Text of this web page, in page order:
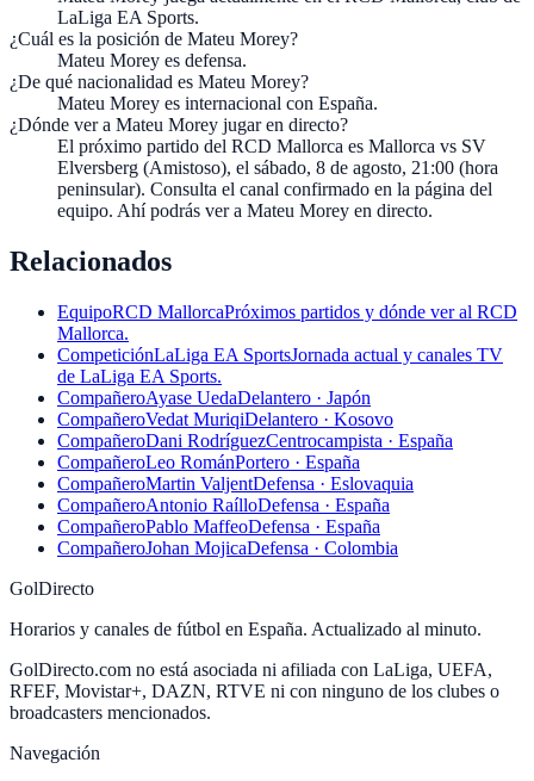
LaLiga EA Sports.
¿Cuál es la posición de Mateu Morey?
Mateu Morey es defensa.
¿De qué nacionalidad es Mateu Morey?
Mateu Morey es internacional con España.
¿Dónde ver a Mateu Morey jugar en directo?
El próximo partido del RCD Mallorca es Mallorca vs SV
Elversberg (Amistoso), el sábado, 8 de agosto, 21:00 (hora
peninsular). Consulta el canal confirmado en la página del
equipo. Ahí podrás ver a Mateu Morey en directo.
Relacionados
EquipoRCD MallorcaPróximos partidos y dónde ver al RCD
Mallorca.
CompeticiónLaLiga EA SportsJornada actual y canales TV
de LaLiga EA Sports.
CompañeroAyase UedaDelantero · Japón
CompañeroVedat MuriqiDelantero · Kosovo
CompañeroDani RodríguezCentrocampista · España
CompañeroLeo RománPortero · España
CompañeroMartin ValjentDefensa · Eslovaquia
CompañeroAntonio RaílloDefensa · España
CompañeroPablo MaffeoDefensa · España
CompañeroJohan MojicaDefensa · Colombia
GolDirecto
Horarios y canales de fútbol en España. Actualizado al minuto.
GolDirecto.com no está asociada ni afiliada con LaLiga, UEFA,
RFEF, Movistar+, DAZN, RTVE ni con ninguno de los clubes o
broadcasters mencionados.
Navegación